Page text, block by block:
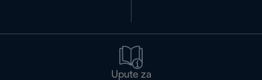
Upute za